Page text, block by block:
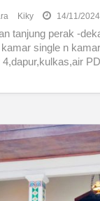
Kiky 14/11/2024
tanjung perak -
single n
4,dapur,kulkas,air